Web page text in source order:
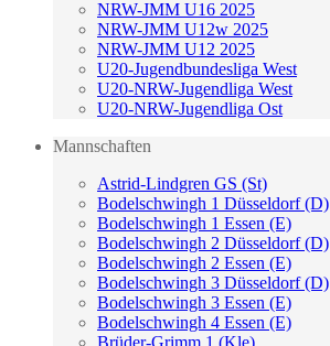
NRW-JMM U16 2025
NRW-JMM U12w 2025
NRW-JMM U12 2025
U20-Jugendbundesliga West
U20-NRW-Jugendliga West
U20-NRW-Jugendliga Ost
Mannschaften
Astrid-Lindgren GS (St)
Bodelschwingh 1 Düsseldorf (D)
Bodelschwingh 1 Essen (E)
Bodelschwingh 2 Düsseldorf (D)
Bodelschwingh 2 Essen (E)
Bodelschwingh 3 Düsseldorf (D)
Bodelschwingh 3 Essen (E)
Bodelschwingh 4 Essen (E)
Brüder-Grimm 1 (Kle)